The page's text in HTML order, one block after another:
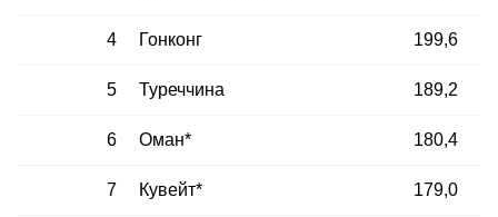
4 Гонконг 199,6
5 Туреччина 189,2
6 Оман* 180,4
7 Кувейт* 179,0